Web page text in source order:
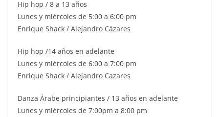
Hip hop / 8 a 13 años
Lunes y miércoles de 5:00 a 6:00 pm
Enrique Shack / Alejandro Cázares
Hip hop /14 años en adelante
Lunes y miércoles de 6:00 a 7:00 pm
Enrique Shack / Alejandro Cazares
Danza Árabe principiantes / 13 años en adelante
Lunes y miércoles de 7:00pm a 8:00 pm